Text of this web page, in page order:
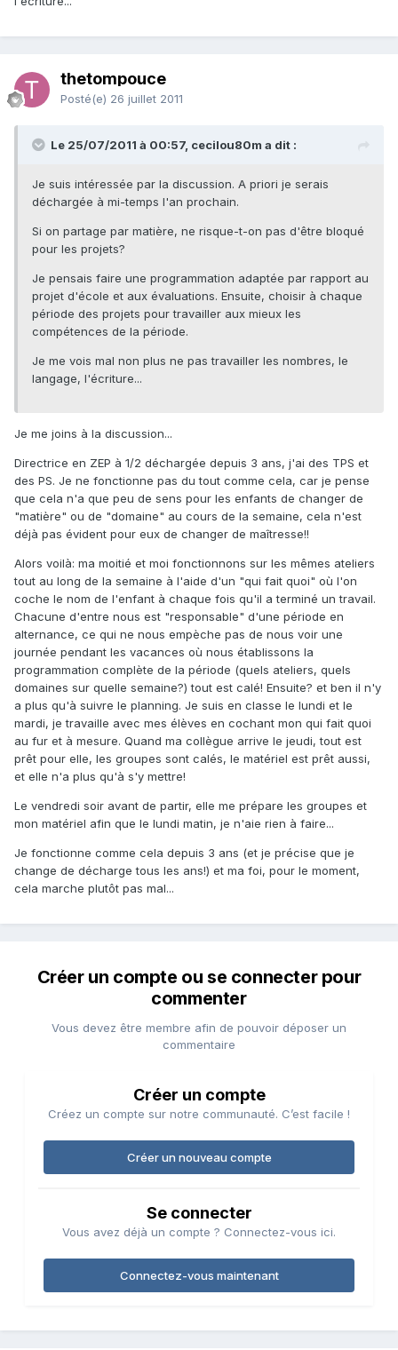
thetompouce
Posté(e) 26 juillet 2011
Le 25/07/2011 à 00:57, cecilou80m a dit :
Je suis intéressée par la discussion. A priori je serais
déchargée à mi-temps l'an prochain.
Si on partage par matière, ne risque-t-on pas d'être bloqué
pour les projets?
Je pensais faire une programmation adaptée par rapport au
projet d'école et aux évaluations. Ensuite, choisir à chaque
période des projets pour travailler aux mieux les
compétences de la période.
Je me vois mal non plus ne pas travailler les nombres, le
langage, l'écriture...
Je me joins à la discussion...
Directrice en ZEP à 1/2 déchargée depuis 3 ans, j'ai des TPS et
des PS. Je ne fonctionne pas du tout comme cela, car je pense
que cela n'a que peu de sens pour les enfants de changer de
"matière" ou de "domaine" au cours de la semaine, cela n'est
déjà pas évident pour eux de changer de maîtresse!!
Alors voilà: ma moitié et moi fonctionnons sur les mêmes ateliers
tout au long de la semaine à l'aide d'un "qui fait quoi" où l'on
coche le nom de l'enfant à chaque fois qu'il a terminé un travail.
Chacune d'entre nous est "responsable" d'une période en
alternance, ce qui ne nous empèche pas de nous voir une
journée pendant les vacances où nous établissons la
programmation complète de la période (quels ateliers, quels
domaines sur quelle semaine?) tout est calé! Ensuite? et ben il n'y
a plus qu'à suivre le planning. Je suis en classe le lundi et le
mardi, je travaille avec mes élèves en cochant mon qui fait quoi
au fur et à mesure. Quand ma collègue arrive le jeudi, tout est
prêt pour elle, les groupes sont calés, le matériel est prêt aussi,
et elle n'a plus qu'à s'y mettre!
Le vendredi soir avant de partir, elle me prépare les groupes et
mon matériel afin que le lundi matin, je n'aie rien à faire...
Je fonctionne comme cela depuis 3 ans (et je précise que je
change de décharge tous les ans!) et ma foi, pour le moment,
cela marche plutôt pas mal...
Créer un compte ou se connecter pour
commenter
Vous devez être membre afin de pouvoir déposer un
commentaire
Créer un compte
Créez un compte sur notre communauté. C’est facile !
Créer un nouveau compte
Se connecter
Vous avez déjà un compte ? Connectez-vous ici.
Connectez-vous maintenant